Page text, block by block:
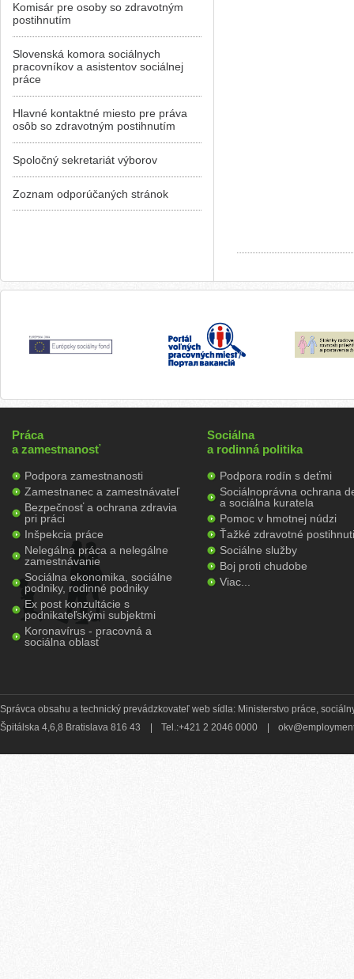
Komisár pre osoby so zdravotným
postihnutím
Slovenská komora sociálnych
pracovníkov a asistentov sociálnej
práce
Hlavné kontaktné miesto pre práva
osôb so zdravotným postihnutím
Spoločný sekretariát výborov
Zoznam odporúčaných stránok
Práca
a zamestnanosť
Podpora zamestnanosti
Zamestnanec a zamestnávateľ
Bezpečnosť a ochrana zdravia
pri práci
Inšpekcia práce
Nelegálna práca a nelegálne
zamestnávanie
Sociálna ekonomika, sociálne
podniky, rodinné podniky
Ex post konzultácie s
podnikateľskými subjektmi
Koronavírus - pracovná a
sociálna oblasť
Sociálna
a rodinná politika
Podpora rodín s deťmi
Sociálnoprávna ochrana
a sociálna kuratela
Pomoc v hmotnej núdzi
Ťažké zdravotné
Sociálne služby
Boj proti chudobe
Viac...
Správca obsahu a technický prevádzkovateľ web sídla: Ministerstvo práce,
Špitálska 4,6,8 Bratislava 816 43
Tel.:+421 2 2046 0000